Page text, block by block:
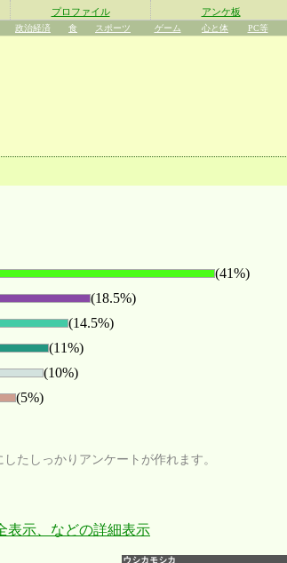
プロファイル アンケ板
政治経済 食 スポーツ ゲーム 心と体 PC等
(41%)
(18.5%)
(14.5%)
(11%)
(10%)
(5%)
たしっかりアンケートが作れます。
表示、などの詳細表示